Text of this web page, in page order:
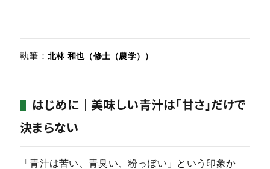
meeting_room ログイン person 新規会員登録
＿バリュー (定期) ファミリー向け
執筆： 北林 和也（修士（農学））
はじめに｜美味しい青汁は「甘さ」だけで
決まらない
「青汁は苦い、青臭い、粉っぽい」という印象か